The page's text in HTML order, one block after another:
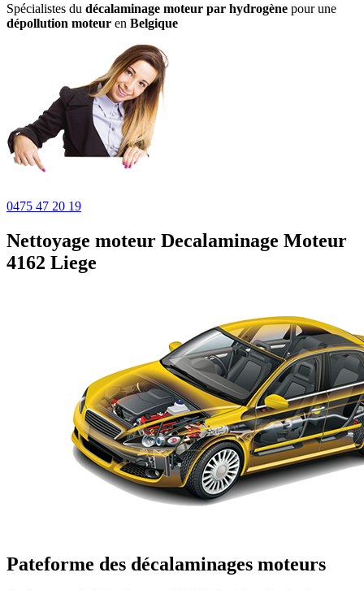
Spécialistes du décalaminage moteur par hydrogène pour une
dépollution moteur en Belgique
0475 47 20 19
Nettoyage moteur Decalaminage Moteur
4162 Liege
Pateforme des décalaminages moteurs